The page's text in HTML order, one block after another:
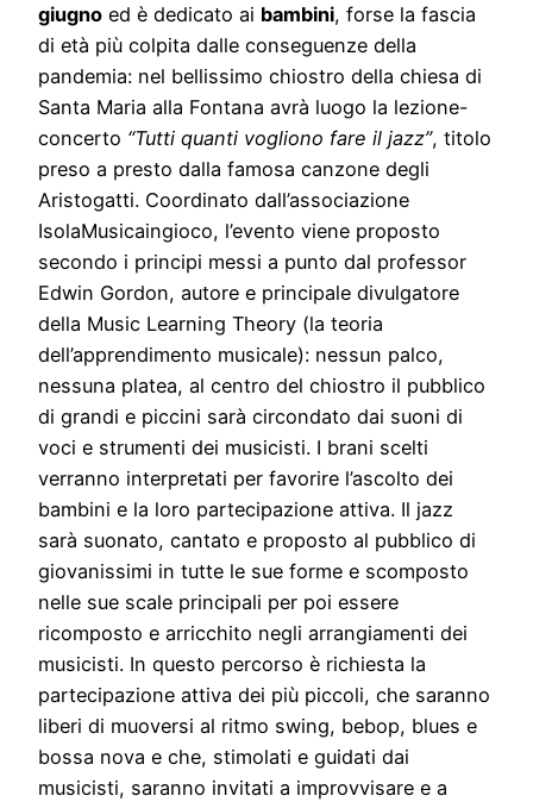
giugno ed è dedicato ai bambini, forse la fascia
di età più colpita dalle conseguenze della
pandemia: nel bellissimo chiostro della chiesa di
Santa Maria alla Fontana avrà luogo la lezione-
concerto “Tutti quanti vogliono fare il jazz”, titolo
preso a presto dalla famosa canzone degli
Aristogatti. Coordinato dall’associazione
IsolaMusicaingioco, l’evento viene proposto
secondo i principi messi a punto dal professor
Edwin Gordon, autore e principale divulgatore
della Music Learning Theory (la teoria
dell’apprendimento musicale): nessun palco,
nessuna platea, al centro del chiostro il pubblico
di grandi e piccini sarà circondato dai suoni di
voci e strumenti dei musicisti. I brani scelti
verranno interpretati per favorire l’ascolto dei
bambini e la loro partecipazione attiva. Il jazz
sarà suonato, cantato e proposto al pubblico di
giovanissimi in tutte le sue forme e scomposto
nelle sue scale principali per poi essere
ricomposto e arricchito negli arrangiamenti dei
musicisti. In questo percorso è richiesta la
partecipazione attiva dei più piccoli, che saranno
liberi di muoversi al ritmo swing, bebop, blues e
bossa nova e che, stimolati e guidati dai
musicisti, saranno invitati a improvvisare e a